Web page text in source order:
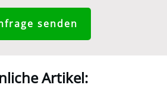
senden
Artikel: